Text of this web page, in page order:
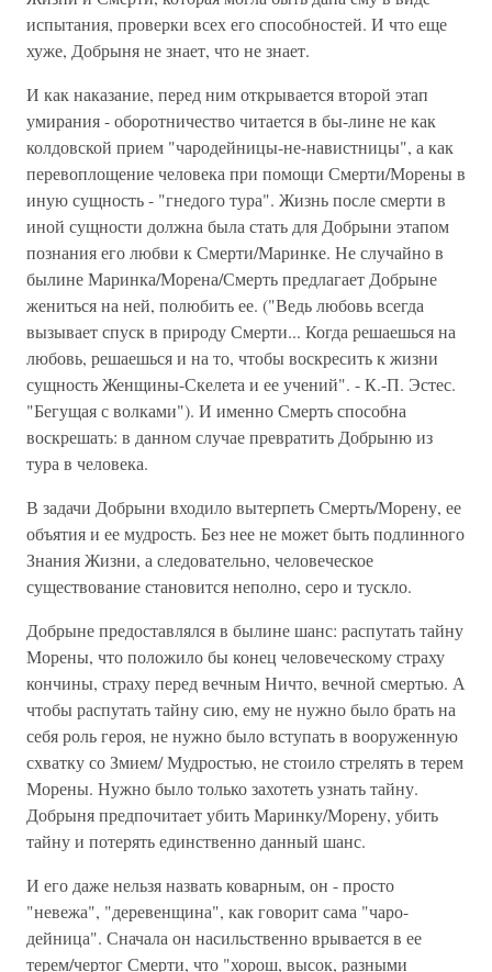
испытания, проверки всех его способностей. И что еще
хуже, Добрыня не знает, что не знает.
И как наказание, перед ним открывается второй этап
умирания - оборотничество читается в бы-лине не как
колдовской прием "чародейницы-не-навистницы", а как
перевоплощение человека при помощи Смерти/Морены в
иную сущность - "гнедого тура". Жизнь после смерти в
иной сущности должна была стать для Добрыни этапом
познания его любви к Смерти/Маринке. Не случайно в
былине Маринка/Морена/Смерть предлагает Добрыне
жениться на ней, полюбить ее. ("Ведь любовь всегда
вызывает спуск в природу Смерти... Когда решаешься на
любовь, решаешься и на то, чтобы воскресить к жизни
сущность Женщины-Скелета и ее учений". - К.-П. Эстес.
"Бегущая с волками"). И именно Смерть способна
воскрешать: в данном случае превратить Добрыню из
тура в человека.
В задачи Добрыни входило вытерпеть Смерть/Морену, ее
объятия и ее мудрость. Без нее не может быть подлинного
Знания Жизни, а следовательно, человеческое
существование становится неполно, серо и тускло.
Добрыне предоставлялся в былине шанс: распутать тайну
Морены, что положило бы конец человеческому страху
кончины, страху перед вечным Ничто, вечной смертью. А
чтобы распутать тайну сию, ему не нужно было брать на
себя роль героя, не нужно было вступать в вооруженную
схватку со Змием/ Мудростью, не стоило стрелять в терем
Морены. Нужно было только захотеть узнать тайну.
Добрыня предпочитает убить Маринку/Морену, убить
тайну и потерять единственно данный шанс.
И его даже нельзя назвать коварным, он - просто
"невежа", "деревенщина", как говорит сама "чаро-
дейница". Сначала он насильственно врывается в ее
терем/чертог Смерти, что "хорош, высок, разными